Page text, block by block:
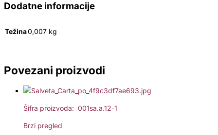
Dodatne informacije
Težina0,007 kg
Povezani proizvodi
Šifra proizvoda: 001sa.a.12-1
Brzi pregled